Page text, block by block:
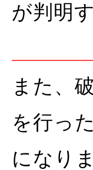
が判明
また、
を行っ
になり